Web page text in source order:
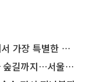
한 편의점의 정체
서울둘레길 15코스